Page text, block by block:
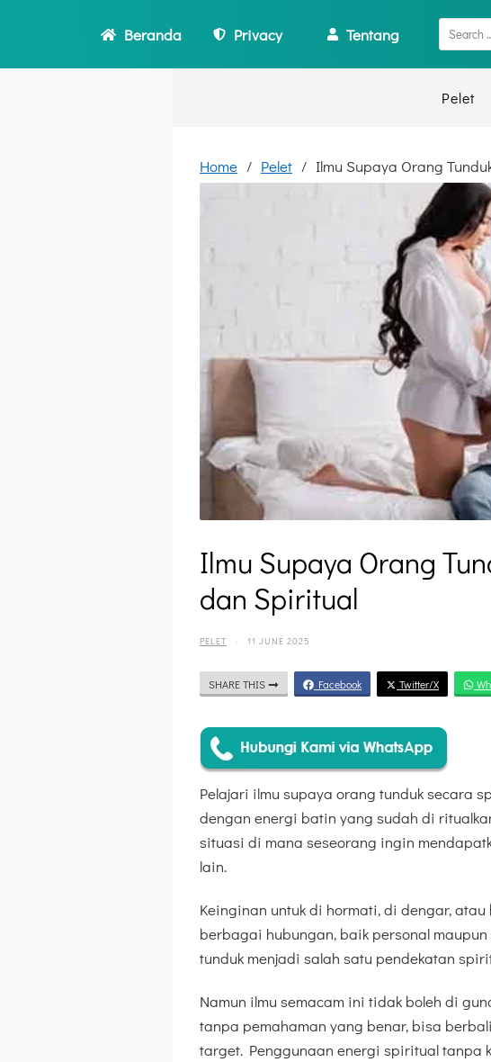
Beranda Privacy Tentang
Pelet
Home Pelet Ilmu Supaya Orang
Ilmu Supaya Orang
dan Spiritual
PELET · 11 JUNE 2025
SHARE THIS Facebook Twitter/X
Pelajari ilmu supaya orang tunduk secara
dengan energi batin yang sudah di
situasi di mana seseorang ingin
lain.
Keinginan untuk di hormati, di dengar,
berbagai hubungan, baik personal
tunduk menjadi salah satu pendekatan
Namun ilmu semacam ini tidak boleh di
tanpa pemahaman yang benar, bisa
target. Penggunaan energi spiritual tanpa